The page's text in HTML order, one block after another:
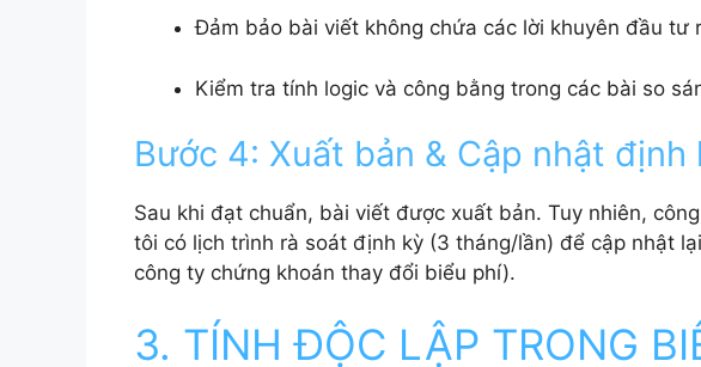
Đảm bảo bài viết không chứa các lời khuyên đầu tư
Kiểm tra tính logic và công bằng trong các bài so
Bước 4: Xuất bản & Cập nhật định
Sau khi đạt chuẩn, bài viết được xuất bản. Tuy nhiên,
tôi có lịch trình rà soát định kỳ (3 tháng/lần) để cập nhật
công ty chứng khoán thay đổi biểu phí).
3. TÍNH ĐỘC LẬP TRONG